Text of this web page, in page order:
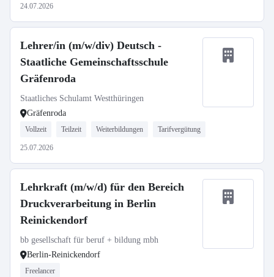
24.07.2026
Lehrer/in (m/w/div) Deutsch -
Staatliche Gemeinschaftsschule
Gräfenroda
Staatliches Schulamt Westthüringen
Gräfenroda
Vollzeit Teilzeit Weiterbildungen Tarifvergütung
25.07.2026
Lehrkraft (m/w/d) für den Bereich
Druckverarbeitung in Berlin
Reinickendorf
bb gesellschaft für beruf + bildung mbh
Berlin-Reinickendorf
Freelancer